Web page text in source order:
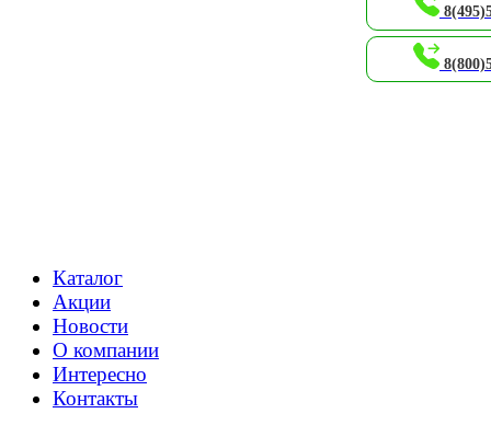
Каталог
Акции
Новости
О компании
Интересно
Контакты